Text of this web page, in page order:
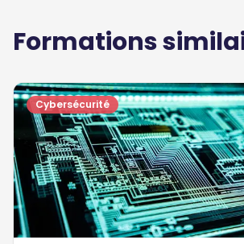
Formations
Cybersécurité